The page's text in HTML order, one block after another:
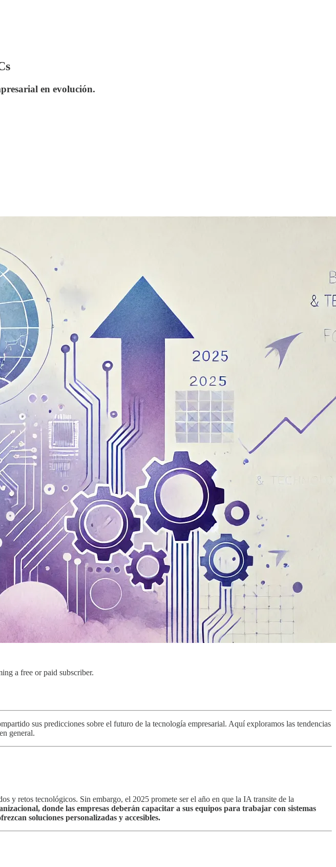
en evolución.
a free or paid subscriber.
sus predicciones sobre el futuro de la tecnología empresarial. Aquí exploramos las tendencias
general.
y retos tecnológicos. Sin embargo, el 2025 promete ser el año en que la IA transite de la
donde las empresas deberán capacitar a sus equipos para trabajar con sistemas
soluciones personalizadas y accesibles.